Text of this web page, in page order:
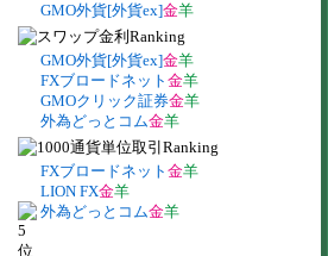
GMO外貨[外貨ex]金羊
GMO外貨[外貨ex]金羊
FXブロードネット 金羊
GMOクリック証券金羊
外為どっとコム金羊
FXブロードネット 金羊
LION FX金羊
外為どっとコム金羊